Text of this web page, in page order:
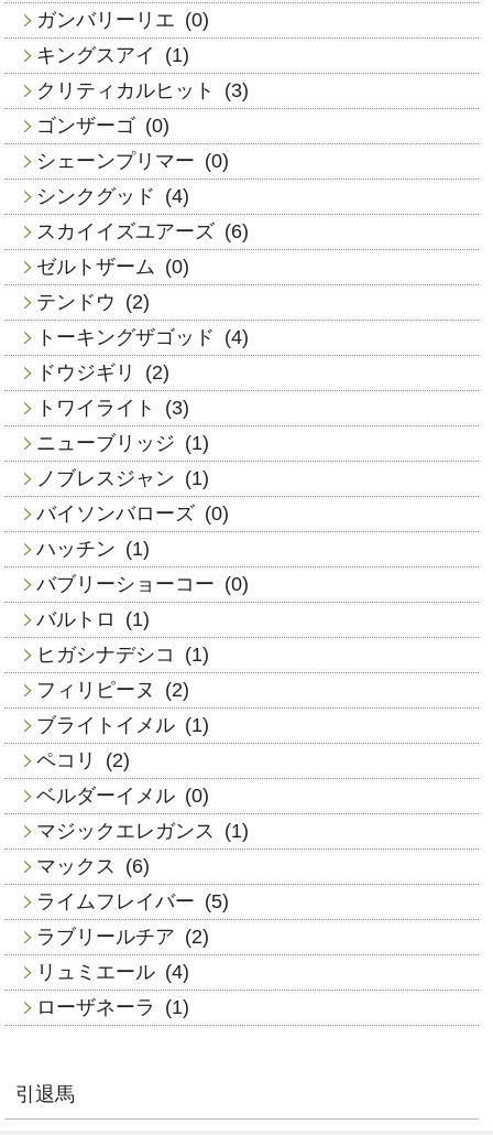
ガンバリーリエ (0)
キングスアイ
(1)
クリティカルヒット
(3)
ゴンザーゴ (0)
シェーンプリマー (0)
シンクグッド (4)
スカイイズユアーズ (6)
ゼルトザーム (0)
テンドウ (2)
トーキングザゴッド (4)
ドウジギリ
(2)
トワイライト
(3)
ニューブリッジ (1)
ノブレスジャン (1)
バイソンバローズ (0)
ハッチン (1)
バブリーショーコー (0)
バルトロ
(1)
ヒガシナデシコ
(1)
フィリピーヌ
(2)
ブライトイメル (1)
ペコリ
(2)
ベルダーイメル (0)
マジックエレガンス
(1)
マックス
(6)
ライムフレイバー (5)
ラブリールチア (2)
リュミエール (4)
ローザネーラ
(1)
引退馬